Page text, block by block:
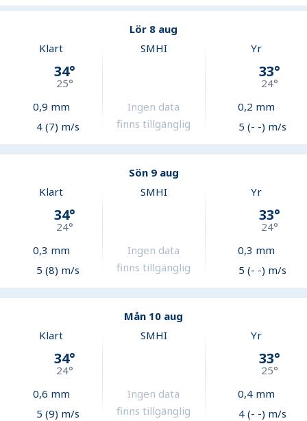
Lör 8 aug
Klart
34°
25°
0,9 mm
4 (7) m/s
SMHI
Ingen data
finns tillgänglig
Yr
33°
24°
0,2 mm
5 (- -) m/s
Sön 9 aug
Klart
34°
24°
0,3 mm
5 (8) m/s
SMHI
Ingen data
finns tillgänglig
Yr
33°
24°
0,3 mm
5 (- -) m/s
Mån 10 aug
Klart
34°
24°
0,6 mm
5 (9) m/s
SMHI
Ingen data
finns tillgänglig
Yr
33°
25°
0,4mm
4 (- -) m/s